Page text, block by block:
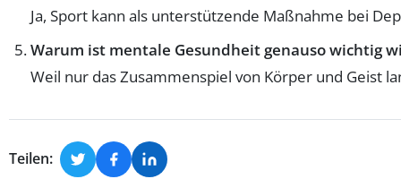
Ja, Sport kann als unterstützende Maßnahme bei
Warum ist mentale Gesundheit genauso wichtig
Weil nur das Zusammenspiel von Körper und Geist
Teilen: